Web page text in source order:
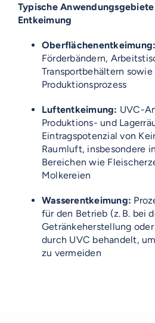
Typische
Entkeimung
Oberflächenentkeimung:
Förderbändern,
Transportbehältern
Produktionsprozess
Luftentkeimung: UVC-
Produktions- und
Eintragspotenzial von
Raumluft, insbesondere
Bereichen wie
Molkereien
Wasserentkeimung:
für den Betrieb (z. B. bei
Getränkeherstellung
durch UVC behandelt,
zu vermeiden
EMERITO-MODELLE
STERIFLOW-MODELLE
VOSS-MODELLE
NOVUM
SOLID
PRAKTIK
Branchen-